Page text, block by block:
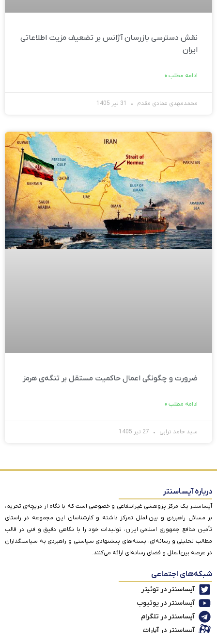
نقش دسترسی بازرسان آژانس بر تضعیف مزیت اطلاعاتی
ایران
ادامه مطلب »
محمدمهدی عمادی مقدم
ضرورت و چگونگی اعمال حاکمیت مستقل بر تنگه‌ی هرمز
ادامه مطلب »
سید حامد ترابی
درباره آیساسنتر
آیساسنتر یک مرکز پژوهشی غیرانتفاعی و خصوصی است که با نگاه از دریچه‌ی تحریم،
بر مسائل راهبردی و بین‌الملل تمرکز داشته و کارشناسان این مجموعه در راستای
تأمین منافع جمهوری اسلامی ایران، تولیدات خود را با نگاهی دقیق و فنی در قالب
مطالب تحلیلی و رسانه‌ای، بسته‌های پیشنهادی سیاستی و راهبردی به سیاستگذاران
در عرصه بین‌الملل و فضای رسانه‌ای ارائه می‌کنند.
شبکه‌های اجتماعی
آیساسنتر در توئیتر
آیساسنتر در یوتیوب
آیساسنتر در تلگرام
آیساسنتر در آپارات